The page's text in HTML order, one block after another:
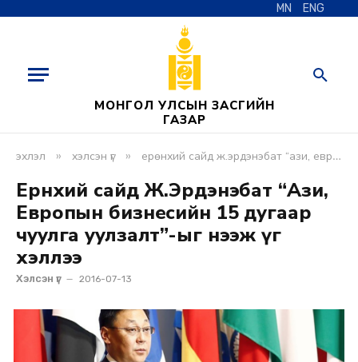
MN ENG
МОНГОЛ УЛСЫН ЗАСГИЙН
ГАЗАР
эхлэл » хэлсэн үг » ерөнхий сайд ж.эрдэнэбат “ази, европын бизнесийн 15 дугаар чуулга уулзалт”-ыг нээж үг хэллээ
Ерөнхий сайд Ж.Эрдэнэбат “Ази,
Европын бизнесийн 15 дугаар
чуулга уулзалт”-ыг нээж үг
хэллээ
Хэлсэн үг 2016-07-13